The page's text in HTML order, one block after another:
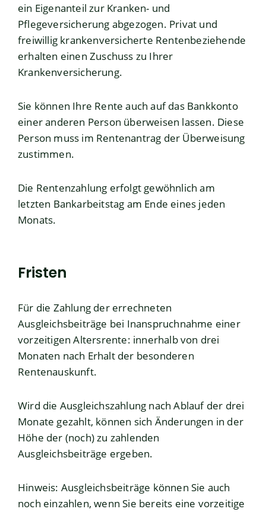
ein Eigenanteil zur Kranken- und
Pflegeversicherung abgezogen. Privat und
freiwillig krankenversicherte Rentenbeziehende
erhalten einen Zuschuss zu Ihrer
Krankenversicherung.
Sie können Ihre Rente auch auf das Bankkonto
einer anderen Person überweisen lassen. Diese
Person muss im Rentenantrag der Überweisung
zustimmen.
Die Rentenzahlung erfolgt gewöhnlich am
letzten Bankarbeitstag am Ende eines jeden
Monats.
Fristen
Für die Zahlung der errechneten
Ausgleichsbeiträge bei Inanspruchnahme einer
vorzeitigen Altersrente: innerhalb von drei
Monaten nach Erhalt der besonderen
Rentenauskunft.
Wird die Ausgleichszahlung nach Ablauf der drei
Monate gezahlt, können sich Änderungen in der
Höhe der (noch) zu zahlenden
Ausgleichsbeiträge ergeben.
Hinweis: Ausgleichsbeiträge können Sie auch
noch einzahlen, wenn Sie bereits eine vorzeitige